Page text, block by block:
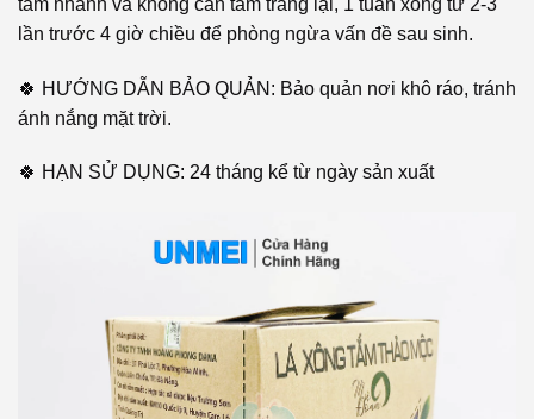
lần trước 4 giờ chiều để phòng ngừa vấn đề sau sinh.
🍀 HƯỚNG DẪN BẢO QUẢN: Bảo quản nơi khô ráo, tránh
ánh nắng mặt trời.
🍀 HẠN SỬ DỤNG: 24 tháng kể từ ngày sản xuất